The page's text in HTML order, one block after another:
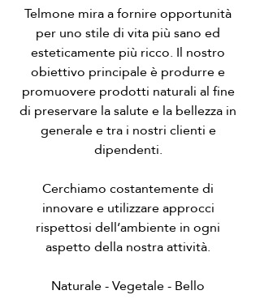
Telmone mira a fornire opportunità
per uno stile di vita più sano ed
esteticamente più ricco. Il nostro
obiettivo principale è produrre e
promuovere prodotti naturali al fine
di preservare la salute e la bellezza in
generale e tra i nostri clienti e
dipendenti.
Cerchiamo costantemente di
innovare e utilizzare approcci
rispettosi dell’ambiente in ogni
aspetto della nostra attività.
Naturale - Vegetale - Bello